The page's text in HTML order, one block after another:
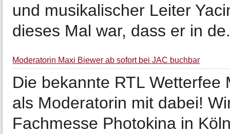
und musikalischer Leiter
dieses Mal war, dass er in
Moderatorin Maxi Biewer ab sofort bei JAC buchbar
Die bekannte RTL
als Moderatorin mit dabei!
Fachmesse Photokina in